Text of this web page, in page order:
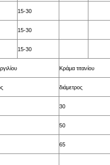
15-30
15-30
15-30
Κράμα τιτανίου
διάμετρος
30
50
65